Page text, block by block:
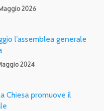
2026
l’assemblea generale
2024
Chiesa promuove il